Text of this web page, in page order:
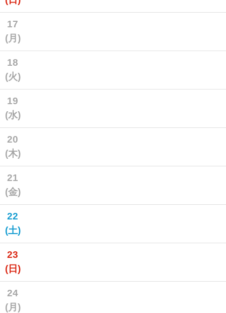
17
(月)
18
(火)
19
(水)
20
(木)
21
(金)
22
(土)
23
(日)
24
(月)